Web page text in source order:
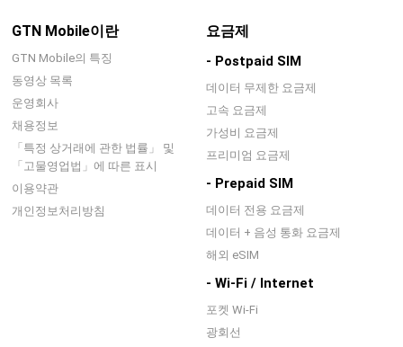
GTN Mobile이란
GTN Mobile의 특징
동영상 목록
운영회사
채용정보
「특정 상거래에 관한 법률」 및
「고물영업법」에 따른 표시
이용약관
개인정보처리방침
요금제
- Postpaid SIM
데이터 무제한 요금제
고속 요금제
가성비 요금제
프리미엄 요금제
- Prepaid SIM
데이터 전용 요금제
데이터 + 음성 통화 요금제
해외 eSIM
- Wi-Fi / Internet
포켓 Wi-Fi
광회선